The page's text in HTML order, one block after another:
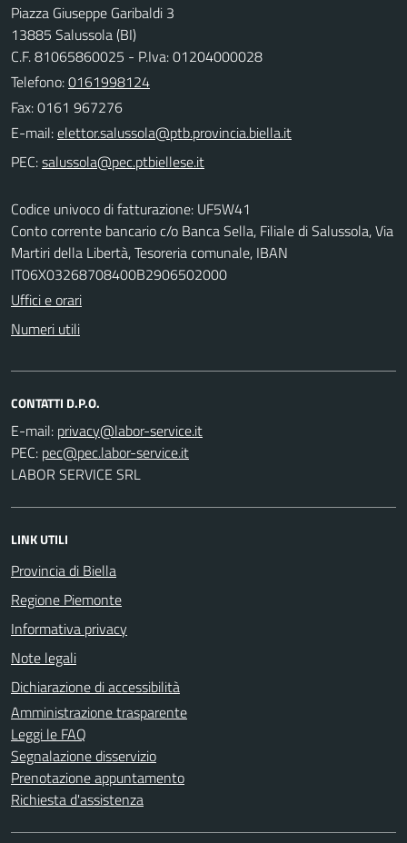
Piazza Giuseppe Garibaldi 3
13885 Salussola (BI)
C.F. 81065860025 - P.Iva: 01204000028
Telefono:0161998124
Fax: 0161 967276
E-mail:
PEC:
Codice univoco di fatturazione: UF5W41
Conto corrente bancario c/o Banca Sella, Filiale di Salussola, Via
Martiri della Libertà, Tesoreria comunale, IBAN
IT06X03268708400B2906502000
Uffici e orari
Numeri utili
CONTATTI D.P.O.
E-mail:
PEC:
LABOR SERVICE SRL
LINK UTILI
Provincia di Biella
Regione Piemonte
Informativa privacy
Note legali
Dichiarazione di accessibilità
Amministrazione trasparente
Leggi le FAQ
Segnalazione disservizio
Prenotazione appuntamento
Richiesta d'assistenza